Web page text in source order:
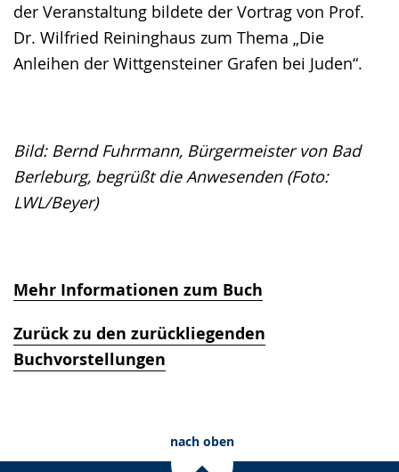
der Veranstaltung bildete der Vortrag von Prof.
Dr. Wilfried Reininghaus zum Thema „Die
Anleihen der Wittgensteiner Grafen bei Juden“.
Bild: Bernd Fuhrmann, Bürgermeister von Bad
Berleburg, begrüßt die Anwesenden (Foto:
LWL/Beyer)
Mehr Informationen zum Buch
Zurück zu den zurückliegenden
Buchvorstellungen
nach oben